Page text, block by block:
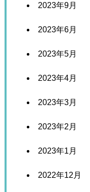
2023年9月
2023年6月
2023年5月
2023年4月
2023年3月
2023年2月
2023年1月
2022年12月